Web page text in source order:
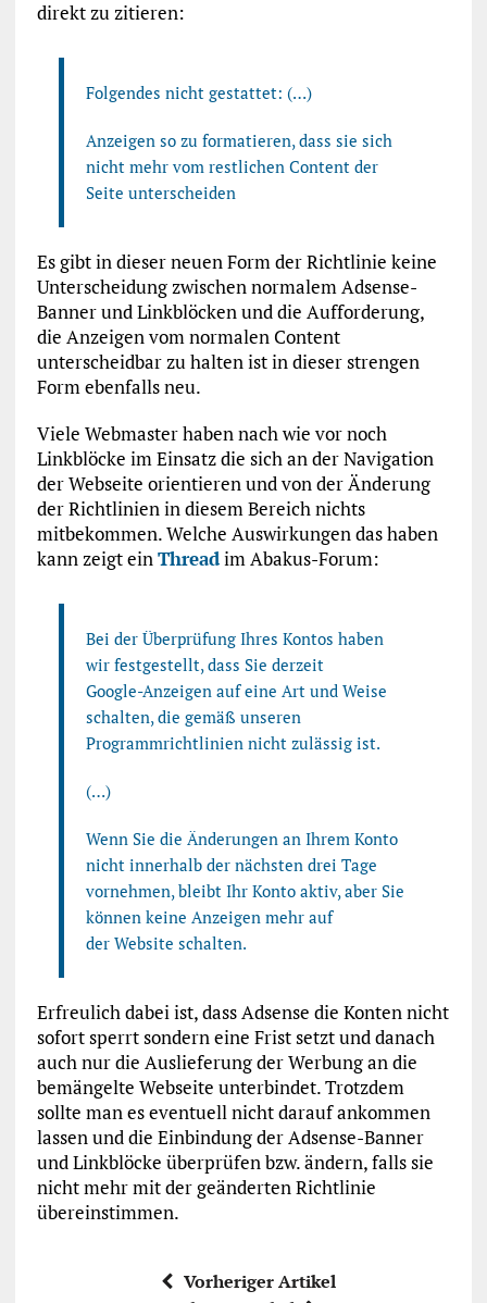
direkt zu zitieren:
Folgendes nicht gestattet: (…)
Anzeigen so zu formatieren, dass sie sich
nicht mehr vom restlichen Content der
Seite unterscheiden
Es gibt in dieser neuen Form der Richtlinie keine
Unterscheidung zwischen normalem Adsense-
Banner und Linkblöcken und die Aufforderung,
die Anzeigen vom normalen Content
unterscheidbar zu halten ist in dieser strengen
Form ebenfalls neu.
Viele Webmaster haben nach wie vor noch
Linkblöcke im Einsatz die sich an der Navigation
der Webseite orientieren und von der Änderung
der Richtlinien in diesem Bereich nichts
mitbekommen. Welche Auswirkungen das haben
kann zeigt einThreadim Abakus-Forum:
Bei der Überprüfung Ihres Kontos haben
wir festgestellt, dass Sie derzeit
Google-Anzeigen auf eine Art und Weise
schalten, die gemäß unseren
Programmrichtlinien nicht zulässig ist.
(…)
Wenn Sie die Änderungen an Ihrem Konto
nicht innerhalb der nächsten drei Tage
vornehmen, bleibt Ihr Konto aktiv, aber Sie
können keine Anzeigen mehr auf
der Website schalten.
Erfreulich dabei ist, dass Adsense die Konten nicht
sofort sperrt sondern eine Frist setzt und danach
auch nur die Auslieferung der Werbung an die
bemängelte Webseite unterbindet. Trotzdem
sollte man es eventuell nicht darauf ankommen
lassen und die Einbindung der Adsense-Banner
und Linkblöcke überprüfen bzw. ändern, falls sie
nicht mehr mit der geänderten Richtlinie
übereinstimmen.
Vorheriger Artikel